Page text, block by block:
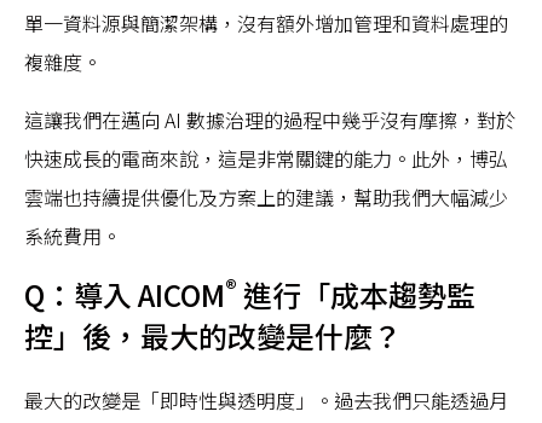
單一資料源與簡潔架構，沒有額外增加管理和資料處理的
複雜度。
這讓我們在邁向 AI 數據治理的過程中幾乎沒有摩擦，對於
快速成長的電商來說，這是非常關鍵的能力。此外，博弘
雲端也持續提供優化及方案上的建議，幫助我們大幅減少
系統費用。
Q：導入 AICOM® 進行「成本趨勢監
控」後，最大的改變是什麼？
最大的改變是「即時性與透明度」。過去我們只能透過月